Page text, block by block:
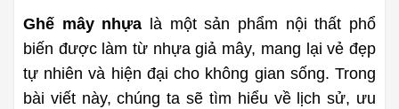
Ghế mây nhựa
là một sản phẩm nội thất phổ
biến được làm từ nhựa giả mây, mang lại vẻ đẹp
tự nhiên và hiện đại cho không gian sống. Trong
bài viết này, chúng ta sẽ tìm hiểu về lịch sử, ưu